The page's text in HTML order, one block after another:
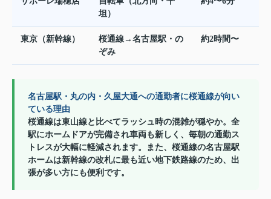
坦）
東京（新幹線）
桜通線→名古屋駅・の
ぞみ
約2時間〜
名古屋駅・丸の内・久屋大通への通勤者に桜通線が向い
ている理由
桜通線は東山線と比べてラッシュ時の混雑が穏やか。全
駅にホームドアが完備され車両も新しく、毎朝の通勤ス
トレスが大幅に軽減されます。また、桜通線の名古屋駅
ホームは新幹線の改札に最も近い地下鉄路線のため、出
張が多い方にも便利です。